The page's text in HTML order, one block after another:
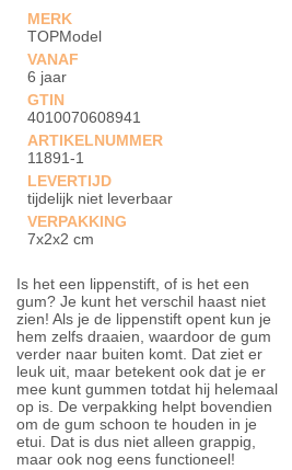
MERK
TOPModel
VANAF
6 jaar
GTIN
4010070608941
ARTIKELNUMMER
11891-1
LEVERTIJD
tijdelijk niet leverbaar
VERPAKKING
7x2x2 cm
Is het een lippenstift, of is het een
gum? Je kunt het verschil haast niet
zien! Als je de lippenstift opent kun je
hem zelfs draaien, waardoor de gum
verder naar buiten komt. Dat ziet er
leuk uit, maar betekent ook dat je er
mee kunt gummen totdat hij helemaal
op is. De verpakking helpt bovendien
om de gum schoon te houden in je
etui. Dat is dus niet alleen grappig,
maar ook nog eens functioneel!